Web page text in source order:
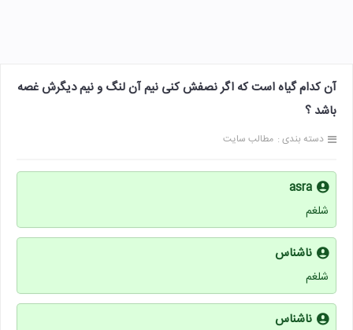
آن کدام گیاه است که اگر نصفش کنی نیم آن لنگ و نیم دیگرش غصه
باشد ؟
دسته بندی : مطالب سایت
asra
شلغم
ناشناس
شلغم
ناشناس